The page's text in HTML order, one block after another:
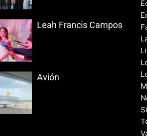
Leah Francis Campos
Avión